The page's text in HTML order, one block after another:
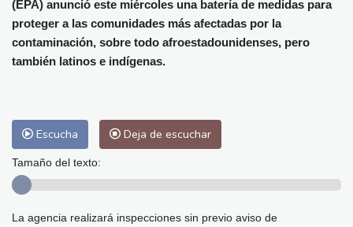
Las Palmas de Gran Canaria
30 °C
Ibiza
32 °C Buenos Aires
12 °C
Caracas
26 °C
(EPA) anunció este miércoles una batería de medidas para
proteger a las comunidades más afectadas por la
contaminación, sobre todo afroestadounidenses, pero
también latinos e indígenas.
Escucha Deja de escuchar
Tamaño del texto:
La agencia realizará inspecciones sin previo aviso de